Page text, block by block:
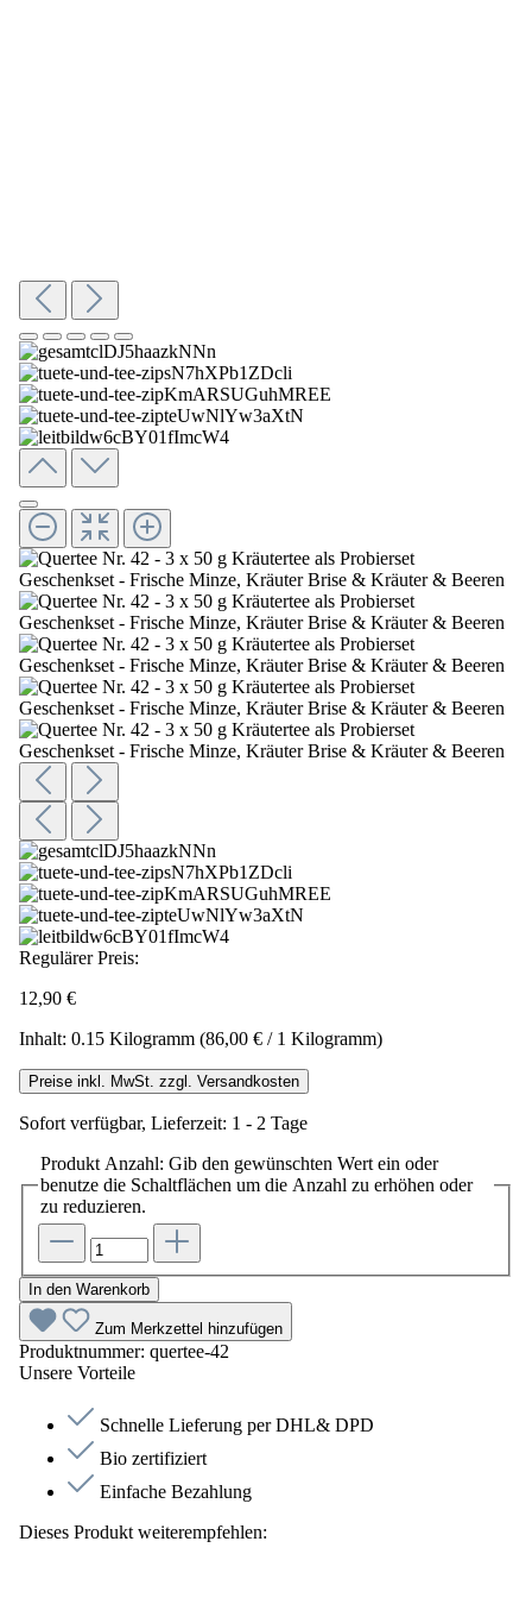
Regulärer Preis:
12,90 €
Inhalt: 0.15 Kilogramm (86,00 € / 1 Kilogramm)
Preise inkl. MwSt. zzgl. Versandkosten
Sofort verfügbar, Lieferzeit: 1 - 2 Tage
Produkt Anzahl: Gib den gewünschten Wert ein oder
benutze die Schaltflächen um die Anzahl zu erhöhen oder
zu reduzieren.
In den Warenkorb
Zum Merkzettel hinzufügen
Produktnummer: quertee-42
Unsere Vorteile
Schnelle Lieferung per DHL& DPD
Bio zertifiziert
Einfache Bezahlung
Dieses Produkt weiterempfehlen: